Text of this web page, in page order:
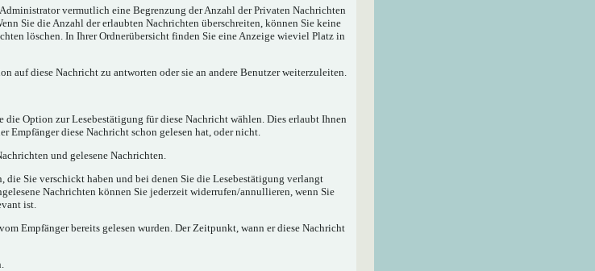
vermutlich eine Begrenzung der Anzahl der Privaten Nachrichten
Sie die Anzahl der erlaubten Nachrichten überschreiten, können Sie keine
löschen. In Ihrer Ordnerübersicht finden Sie eine Anzeige wieviel Platz in
auf diese Nachricht zu antworten oder sie an andere Benutzer weiterzuleiten.
die Option zur Lesebestätigung für diese Nachricht wählen. Dies erlaubt Ihnen
Empfänger diese Nachricht schon gelesen hat, oder nicht.
und gelesene Nachrichten.
die Sie verschickt haben und bei denen Sie die Lesebestätigung verlangt
Nachrichten können Sie jederzeit widerrufen/annullieren, wenn Sie
ist.
Empfänger bereits gelesen wurden. Der Zeitpunkt, wann er diese Nachricht